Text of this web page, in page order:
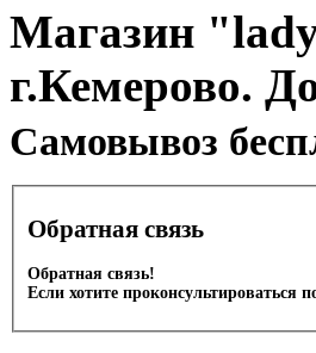
Магазин
г.Кемерово.
Cамовывоз
Обратная связь
Обратная связь!
Если хотите